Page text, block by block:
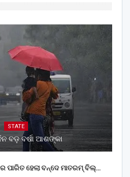
STATE
ବଡ଼ ବର୍ଷା ଆଶଙ୍କା
ପାରିତ ହେଲା ବନ୍ଦେ ମାତରମ୍‌ ବିଲ୍‌…